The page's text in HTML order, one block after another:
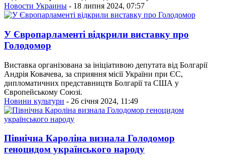
Новости Украины - 18 липня 2024, 07:57
У Європарламенті відкрили виставку про
Голодомор
Виставка організована за ініціативою депутата від Болгарії
Андрія Ковачева, за сприяння місії України при ЄС,
дипломатичних представництв Болгарії та США у
Європейському Союзі.
Новини культури - 26 січня 2024, 11:49
Північна Кароліна визнала Голодомор
геноцидом українського народу